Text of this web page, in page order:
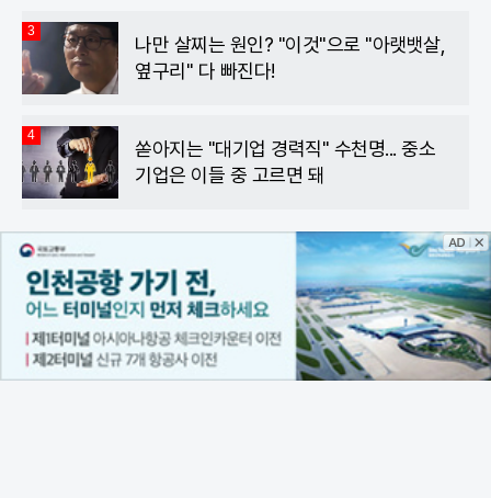
3
나만 살찌는 원인? "이것"으로 "아랫뱃살,
옆구리" 다 빠진다!
4
쏟아지는 "대기업 경력직" 수천명... 중소
기업은 이들 중 고르면 돼